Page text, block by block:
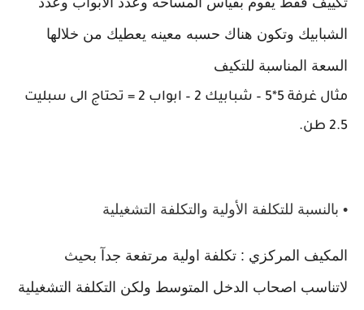
الشبابيك وتكون هناك حسبه معينه يعطيك من خلالها
السعة المناسبة للتكيف
مثال غرفة 5*5 – شبابيك 2 – ابواب 2 = تحتاج الى سبليت
2.5 طن.
• بالنسبة للتكلفة الأولية والتكلفة التشغيلية
المكيف المركزي : تكلفة اولية مرتفعة جدآ بحيث
لاتناسب اصحاب الدخل المتوسط ولكن التكلفة التشغيلية